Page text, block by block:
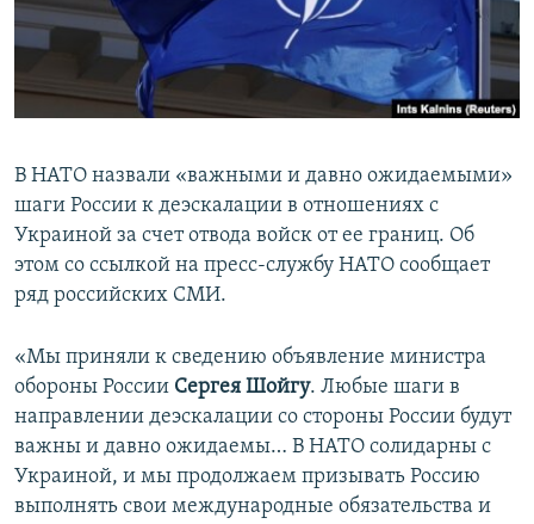
ПОБЕДИТЕЛЕЙ НЕ СУДЯТ?
КРЫМ.НЕПОКОРЕННЫЙ
ПРИСОЕДИНЯЙТЕСЬ!
Все сайты RFE/RL
В НАТО назвали «важными и давно ожидаемыми»
шаги России к деэскалации в отношениях с
Украиной за счет отвода войск от ее границ. Об
этом со ссылкой на пресс-службу НАТО сообщает
ряд российских СМИ.
«Мы приняли к сведению объявление министра
обороны России Сергея Шойгу. Любые шаги в
направлении деэскалации со стороны России будут
важны и давно ожидаемы… В НАТО солидарны с
Украиной, и мы продолжаем призывать Россию
выполнять свои международные обязательства и